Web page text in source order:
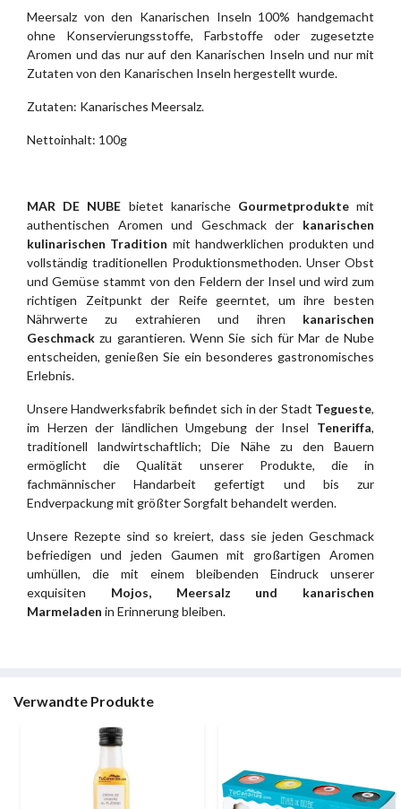
Meersalz von den Kanarischen Inseln 100% handgemacht
ohne Konservierungsstoffe, Farbstoffe oder zugesetzte
Aromen und das nur auf den Kanarischen Inseln und nur mit
Zutaten von den Kanarischen Inseln hergestellt wurde.
Zutaten: Kanarisches Meersalz.
Nettoinhalt: 100g
MAR DE NUBE bietet kanarische Gourmetproduktemit
authentischen Aromen und Geschmack der kanarischen
kulinarischen Tradition mit handwerklichen produkten und
vollständig traditionellen Produktionsmethoden. Unser Obst
und Gemüse stammt von den Feldern der Insel und wird zum
richtigen Zeitpunkt der Reife geerntet, um ihre besten
Nährwerte zu extrahieren und ihren kanarischen
Geschmack zu garantieren. Wenn Sie sich für Mar de Nube
entscheiden, genießen Sie ein besonderes gastronomisches
Erlebnis.
Unsere Handwerksfabrik befindet sich in der Stadt Tegueste,
im Herzen der ländlichen Umgebung der Insel Teneriffa,
traditionell landwirtschaftlich; Die Nähe zu den Bauern
ermöglicht die Qualität unserer Produkte, die in
fachmännischer Handarbeit gefertigt und bis zur
Endverpackung mit größter Sorgfalt behandelt werden.
Unsere Rezepte sind so kreiert, dass sie jeden Geschmack
befriedigen und jeden Gaumen mit großartigen Aromen
umhüllen, die mit einem bleibenden Eindruck unserer
exquisiten Mojos, Meersalz und kanarischen
Marmeladen in Erinnerung bleiben.
Verwandte Produkte